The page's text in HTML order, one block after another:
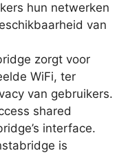
hun netwerken
van
zorgt voor
WiFi, ter
van gebruikers.
shared
interface.
is